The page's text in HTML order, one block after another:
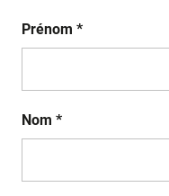
Prénom *
Nom *